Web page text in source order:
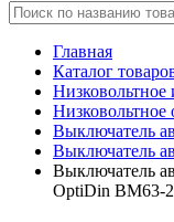
Главная
Каталог
Низковольтное
Выключатель
Выключатель
Выключатель
OptiDin BM63-